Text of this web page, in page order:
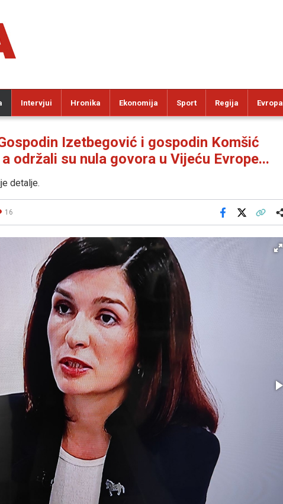
Intervjui Hronika Ekonomija Sport Regija Evropa
Izetbegović i gospodin Komšić
održali su nula govora u Vijeću Evrope...
detalje.
16
Facebook